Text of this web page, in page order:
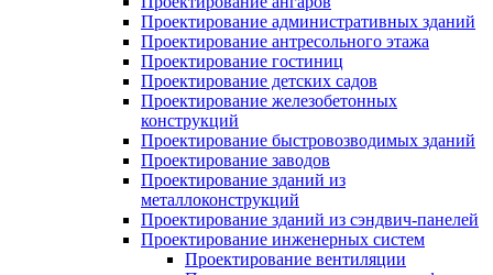
Проектирование административных зданий
Проектирование антресольного этажа
Проектирование гостиниц
Проектирование детских садов
Проектирование железобетонных
конструкций
Проектирование быстровозводимых зданий
Проектирование заводов
Проектирование зданий из
металлоконструкций
Проектирование зданий из сэндвич-панелей
Проектирование инженерных систем
Проектирование вентиляции